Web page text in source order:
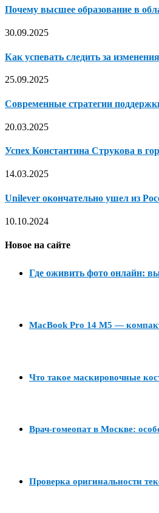
Почему высшее образование в
30.09.2025
Как успевать следить за
25.09.2025
Современные стратегии
20.03.2025
Успех Константина Струкова в
14.03.2025
Unilever окончательно ушел из
10.10.2024
Новое на сайте
Где оживить фото онлайн:
MacBook Pro 14 M5 —
Что такое маскировочные
Врач-гомеопат в Москве:
Проверка оригинальности